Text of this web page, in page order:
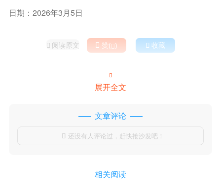
日期：2026年3月5日
 阅读原文  赞()  收藏

展开全文
文章评论
 还没有人评论过，赶快抢沙发吧！
相关阅读